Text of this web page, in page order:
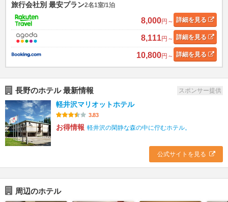
旅行会社別 最安プラン2名1室/1泊
8,000円～ 詳細を見る
8,111円～ 詳細を見る
10,800円～ 詳細を見る
長野のホテル 最新情報 スポンサー提供
軽井沢マリオットホテル
3.83
お得情報 軽井沢の閑静な森の中に佇むホテル。
公式サイトを見る
周辺のホテル